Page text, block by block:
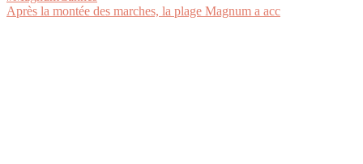
Après la montée des marches, la plage Magnum a acc